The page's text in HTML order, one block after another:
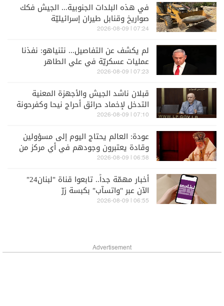
في هذه البلدات الجنوبية... الجيش فكك
صواريخ وقنابل طيران إسرائيليّة
07:24 | 2026-08-09
لم يكشف عن التفاصيل... نتنياهو: نفذنا
عمليات عسكريّة في علي الطاهر
07:23 | 2026-08-09
قبلان ناشد الجيش والأجهزة المعنية
التدخل لإخماد حرائق أحراج نيحا وكفرحونة
والبقاع الغربي
07:10 | 2026-08-09
عودة: العالم يحتاج اليوم إلى مسؤولين
وقادة يعتبرون وجودهم في أي مركز من
أجل الخدمة لا الإستغلال
06:58 | 2026-08-09
أخبار مهمّة جداً.. تابعوا قناة "لبنان24"
الآن عبر "واتسآب" بكبسة زرّ
06:55 | 2026-08-09
Advertisement